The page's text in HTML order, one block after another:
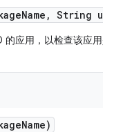
Name , String
应用，以检查该应用
Name)